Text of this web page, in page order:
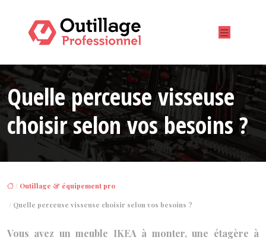
Quelle perceuse visseuse
choisir selon vos besoins ?
/ Outillage & équipement pro
/ Quelle perceuse visseuse choisir selon vos besoins ?
Vous avez un meuble IKEA à monter, une étagère à